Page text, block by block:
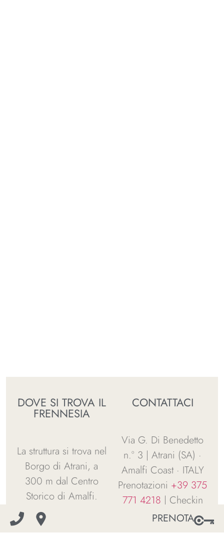
DOVE SI TROVA IL
FRENNESIA
La struttura si trova nel
Borgo di Atrani, a
300 m dal Centro
Storico di Amalfi.
A pochi metri si trova
la fermata del Bus. La
CONTATTACI
Via G. Di Benedetto
n.° 3 | Atrani (SA) ·
Amalfi Coast · ITALY
Prenotazioni +39 375
771 4218 | Checkin
+39 375 771 4212
Email:info@frennesia.it
PRENOTA